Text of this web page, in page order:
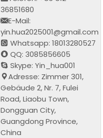
36851680
E-Mail:
yin.hua2025001@gmail.com
Whatsapp: 18013280527
QQ: 3085856605
Skype: Yin_hua001
Adresse: Zimmer 301,
Gebäude 2, Nr. 7, Fulei
Road, Liaobu Town,
Dongguan City,
Guangdong Province,
China